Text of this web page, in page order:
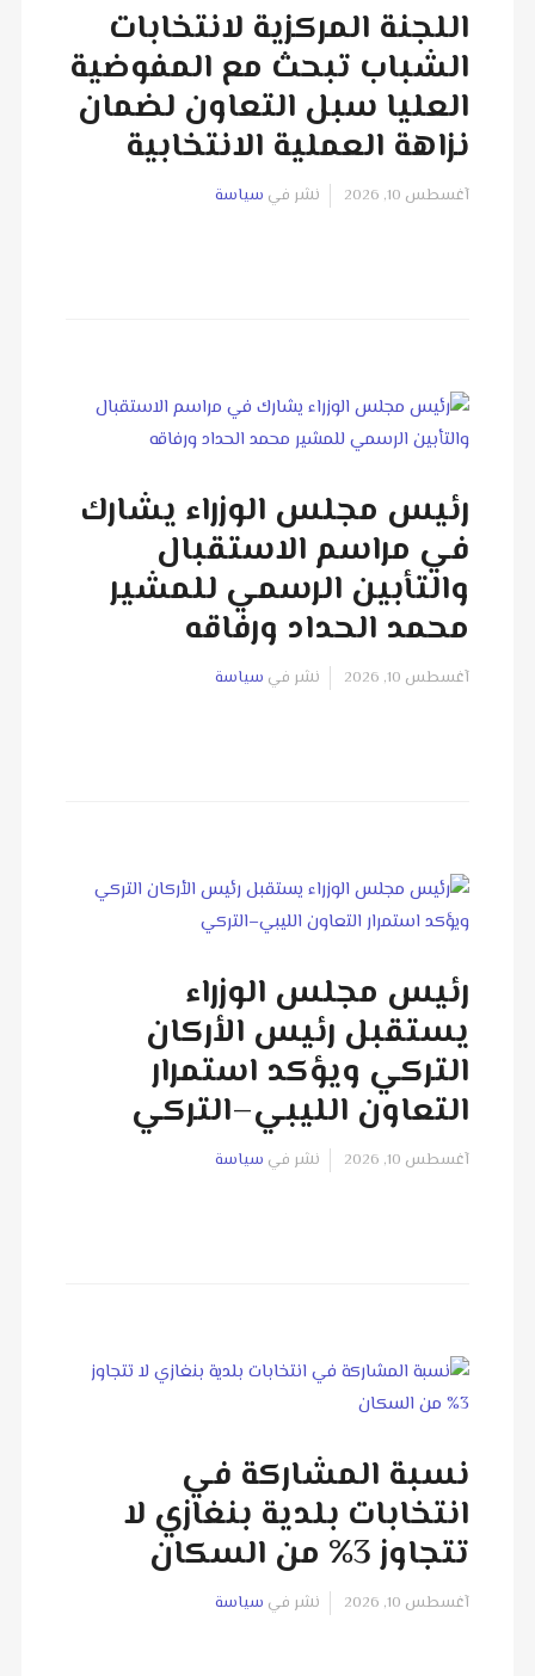
اللجنة المركزية لانتخابات
الشباب تبحث مع المفوضية
العليا سبل التعاون لضمان
نزاهة العملية الانتخابية
آغسطس 10, 2026 نشر في سياسة
رئيس مجلس الوزراء يشارك
في مراسم الاستقبال
والتأبين الرسمي للمشير
محمد الحداد ورفاقه
آغسطس 10, 2026 نشر في سياسة
رئيس مجلس الوزراء
يستقبل رئيس الأركان
التركي ويؤكد استمرار
التعاون الليبي–التركي
آغسطس 10, 2026 نشر في سياسة
نسبة المشاركة في
انتخابات بلدية بنغازي لا
تتجاوز 3% من السكان
آغسطس 10, 2026 نشر في سياسة